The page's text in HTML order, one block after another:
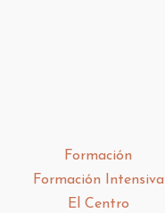
Formación
Formación Intensiva
El Centro